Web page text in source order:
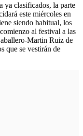
ya clasificados, la parte
este miércoles en
siendo habitual, los
al festival a las
Martin Ruiz de
que se vestirán de